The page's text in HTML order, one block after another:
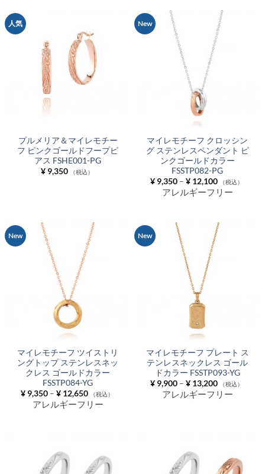
人気
プルメリア＆マイレモチー
フ ピンクゴールドフープピ
アス FSHE001-PG
¥9,350 （税込）
New
マイレモチーフ クロッシン
グ ステンレスペンダント ピ
ンクゴールドカラー
FSSTP082-PG
¥9,350 – ¥12,100価
格
帯:
（税込）
アレルギーフリー
New
マイレモチーフ ツイストリ
ングトップ ステンレスネッ
クレス ゴールドカラー
FSSTP084-YG
¥9,350 – ¥12,650価
格
帯:
（税込）
アレルギーフリー
New
マイレモチーフ プレート ス
テンレスネックレス ゴール
ドカラー FSSTP093-YG
¥9,900 – ¥13,200価
格
帯:
（税込）
アレルギーフリー